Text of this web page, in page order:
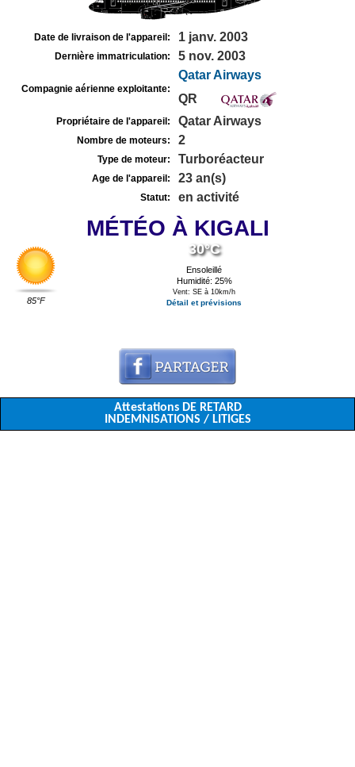
Date de livraison de l'appareil: 1 janv. 2003
Dernière immatriculation: 5 nov. 2003
Compagnie aérienne exploitante:
Qatar Airways
QR
Propriétaire de l'appareil: Qatar Airways
Nombre de moteurs: 2
Type de moteur: Turboréacteur
Age de l'appareil: 23 an(s)
Statut: en activité
MÉTÉO À KIGALI
85°F
30°C
Ensoleillé
Humidité: 25%
Vent: SE à 10km/h
Détail et prévisions
Attestations DE RETARD
INDEMNISATIONS / LITIGES